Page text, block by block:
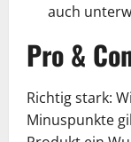
auch
Pro &
Richtig stark:
Minuspunkte